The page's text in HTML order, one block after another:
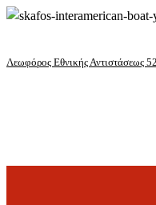
Λεωφόρος Εθνικής Αντιστάσεως